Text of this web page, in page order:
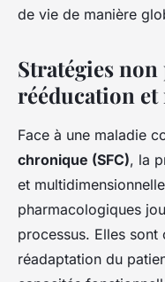
de vie de manière
Stratégies
rééducation et
Face à une maladie
chronique (SFC), la
et
pharmacologiques
processus. Elles sont
réadaptation du